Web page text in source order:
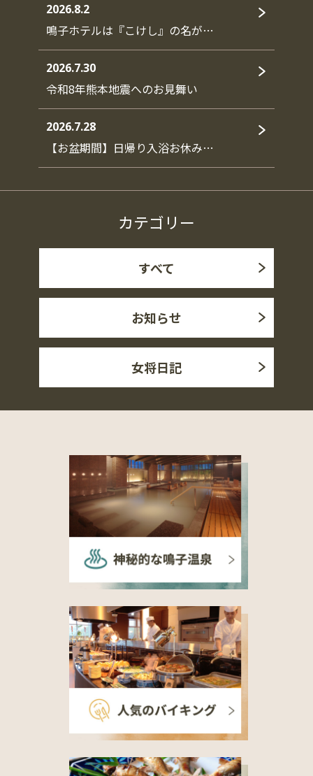
2026.8.2
鳴子ホテルは『こけし』の名が…
2026.7.30
令和8年熊本地震へのお見舞い
2026.7.28
【お盆期間】日帰り入浴お休み…
カテゴリー
すべて
お知らせ
女将日記